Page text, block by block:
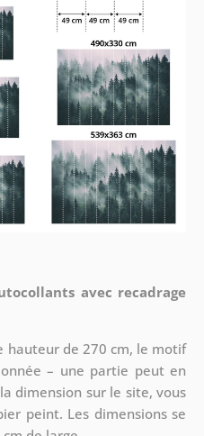
avec recadrage
hauteur de 270 cm, le motif
– une partie peut en
dimension sur le site, vous
peint. Les dimensions se